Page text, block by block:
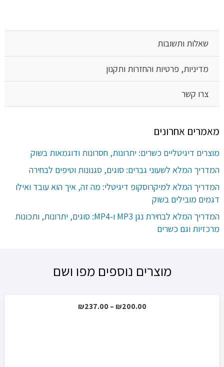
שאלות ותשובות
מדיניות, פרטיות והחזרות ותקנון
צרו קשר
מאמרים אחרונים
מוצרים דיגיטליים כשרים: יתרונות, חסרונות ודוגמאות בשוק
המדריך המלא לשעוני גברים: סוגים, סגנונות וטיפים לבחירה
המדריך המלא למיקרוסקופ דיגיטלי: מה זה, איך הוא עובד ואילו
דגמים מובילים בשוק
המדריך המלא לבחירת נגן MP3 ו-MP4: סוגים, יתרונות, ותכונות
מרכזיות וגם כשרים
מוצרים נוספים מפו ושם
₪200.00
–
₪237.00